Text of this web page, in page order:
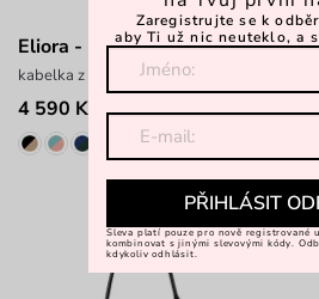
Eliora - Heritage
4 590 Kč 4
Zaregistrujte se k
aby Ti už nic neuteklo, a
PŘIHLÁSIT
Sleva platí pouze pro nově registrované
kombinovat s jinými slevovými kódy.
kdykoliv odhlásit.